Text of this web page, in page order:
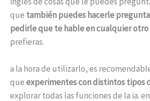
que también puedes hacerle
pedirle que te hable en cualquier
prefieras.
a la hora de utilizarlo, es
queexperimentes con distintos tipos
explorar todas las funciones de la ia.